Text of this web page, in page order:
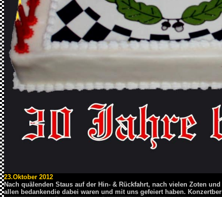
23.Oktober 2012
Nach quälenden Staus auf der Hin- & Rückfahrt, nach vielen Zoten
allen bedankendie dabei waren und mit uns gefeiert haben.